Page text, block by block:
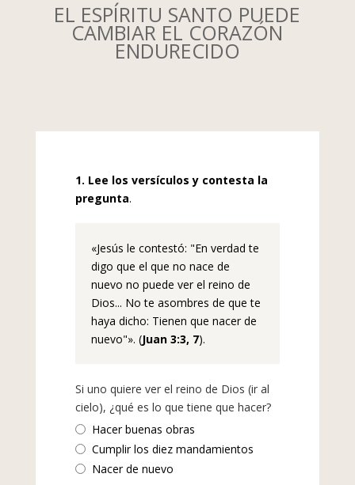
EL ESPÍRITU SANTO PUEDE
CAMBIAR EL CORAZÓN
ENDURECIDO
1. Lee los versículos y contesta la
pregunta.
«Jesús le contestó: "En verdad te
digo que el que no nace de
nuevo no puede ver el reino de
Dios... No te asombres de que te
haya dicho: Tienen que nacer de
nuevo"». (Juan 3:3, 7).
Si uno quiere ver el reino de Dios (ir al
cielo), ¿qué es lo que tiene que hacer?
Hacer buenas obras
Cumplir los diez mandamientos
Nacer de nuevo